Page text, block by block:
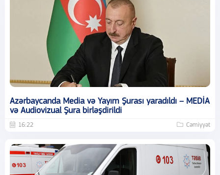
Azərbaycanda Media və Yayım Şurası yaradıldı – MEDİA
və Audiovizual Şura birləşdirildi
16:22 Cəmiyyət